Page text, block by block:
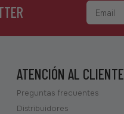
ATENCIÓN AL CLIENTE
Preguntas frecuentes
Distribuidores